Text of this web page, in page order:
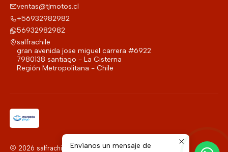
ventas@tjmotos.cl
+56932982982
56932982982
salfrachile
gran avenida jose miguel carrera #6922
7980138 santiago - La Cisterna
Región Metropolitana - Chile
2026 salfrachile.
Envíanos un mensaje de